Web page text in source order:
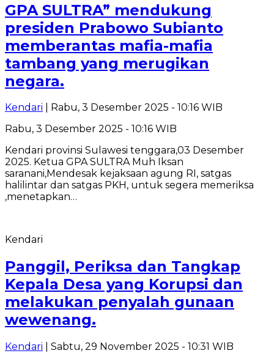
GPA SULTRA” mendukung
presiden Prabowo Subianto
memberantas mafia-mafia
tambang yang merugikan
negara.
Kendari | Rabu, 3 Desember 2025 - 10:16 WIB
Rabu, 3 Desember 2025 - 10:16 WIB
Kendari provinsi Sulawesi tenggara,03 Desember
2025. Ketua GPA SULTRA Muh Iksan
saranani,Mendesak kejaksaan agung RI, satgas
halilintar dan satgas PKH, untuk segera memeriksa
,menetapkan…
Kendari
Panggil, Periksa dan Tangkap
Kepala Desa yang Korupsi dan
melakukan penyalah gunaan
wewenang.
Kendari | Sabtu, 29 November 2025 - 10:31 WIB